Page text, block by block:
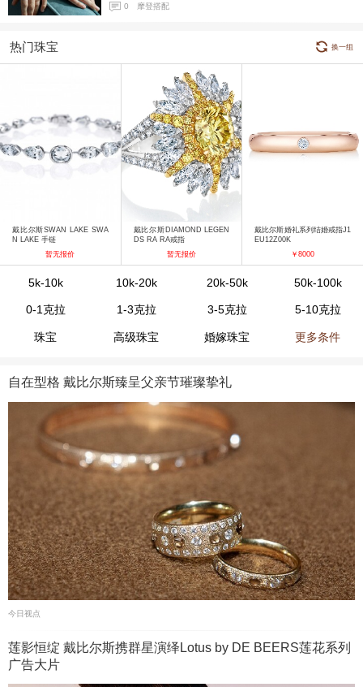
0 摩登搭配
热门珠宝 换一组
戴比尔斯SWAN LAKE SWA
N LAKE 手链
暂无报价
戴比尔斯DIAMOND LEGEN
DS RA RA戒指
暂无报价
戴比尔斯婚礼系列结婚戒指J1
EU12Z00K
￥8000
5k-10k 10k-20k 20k-50k 50k-100k
0-1克拉 1-3克拉 3-5克拉 5-10克拉
珠宝 高级珠宝 婚嫁珠宝 更多条件
自在型格 戴比尔斯臻呈父亲节璀璨挚礼
今日视点
莲影恒绽 戴比尔斯携群星演绎Lotus by DE BEERS莲花系列
广告大片